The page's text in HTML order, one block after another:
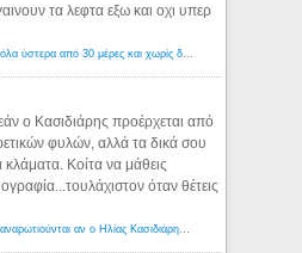
τα λεφτα εξω και οχι υπερ
Εφορία: Κατάσχονται όλα ύστερα από 30 μέρες και χωρίς δικαστικές αποφάσεις - Λόγιος Ερμής
ο Κασιδιάρης προέρχεται από
φυλών, αλλά τα δικά σου
κλάματα. Κοίτα να μάθεις
όταν θέτεις
Αμερικανοί ρατσιστές αναρωτιούνται αν ο Ηλίας Κασιδιάρης ανήκει στη λευκή φυλή... - Λόγιος Ερμής